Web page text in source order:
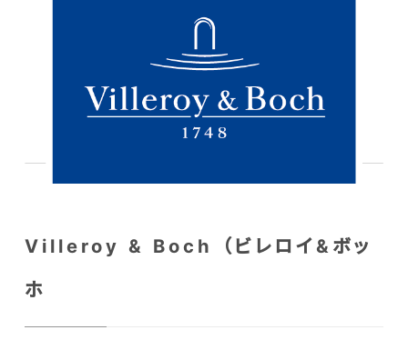
Villeroy & Boch （ビレロイ&ボッ
ホ